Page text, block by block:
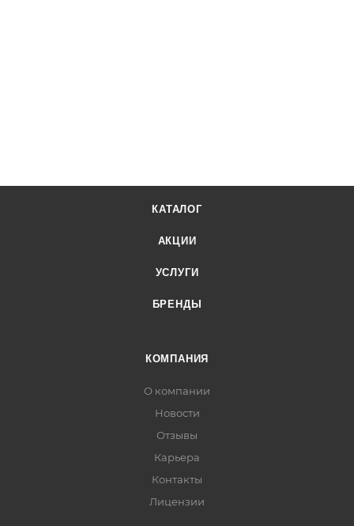
КАТАЛОГ
АКЦИИ
УСЛУГИ
БРЕНДЫ
КОМПАНИЯ
О компании
Новости
Отзывы
Карьера
Контакты
Лицензии